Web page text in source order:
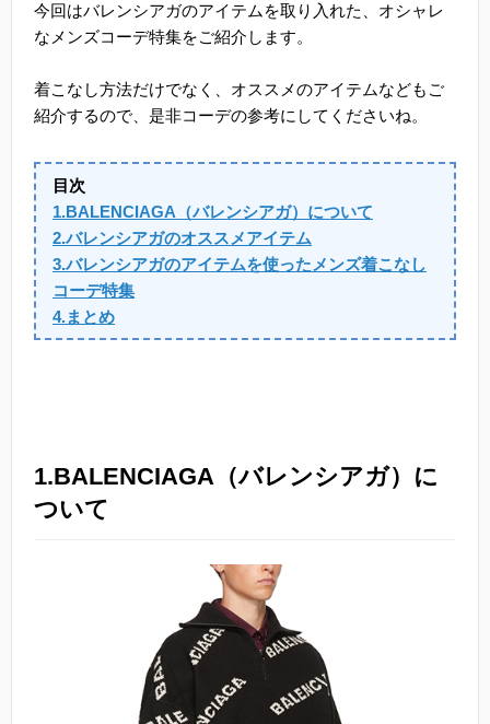
今回はバレンシアガのアイテムを取り入れた、オシャレ
なメンズコーデ特集をご紹介します。
着こなし方法だけでなく、オススメのアイテムなどもご
紹介するので、是非コーデの参考にしてくださいね。
目次
1.BALENCIAGA（バレンシアガ）について
2.バレンシアガのオススメアイテム
3.バレンシアガのアイテムを使ったメンズ着こなし
コーデ特集
4.まとめ
1.BALENCIAGA（バレンシアガ）に
ついて